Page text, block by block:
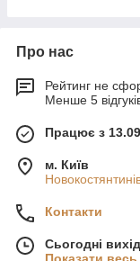
Пневмолайф
Наша компанія
надамо
- діагностика
Про нас
Рейтинг не
Менше 5
Працює з
м. Київ
Контакти
Сьогодні